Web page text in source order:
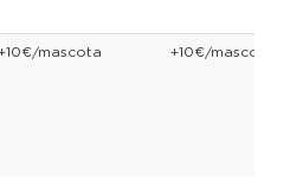
mascota +10€/mascota